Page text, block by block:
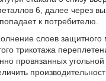
6, далее через
к потребителю.
слоев защитного
трикотажа
провязанных